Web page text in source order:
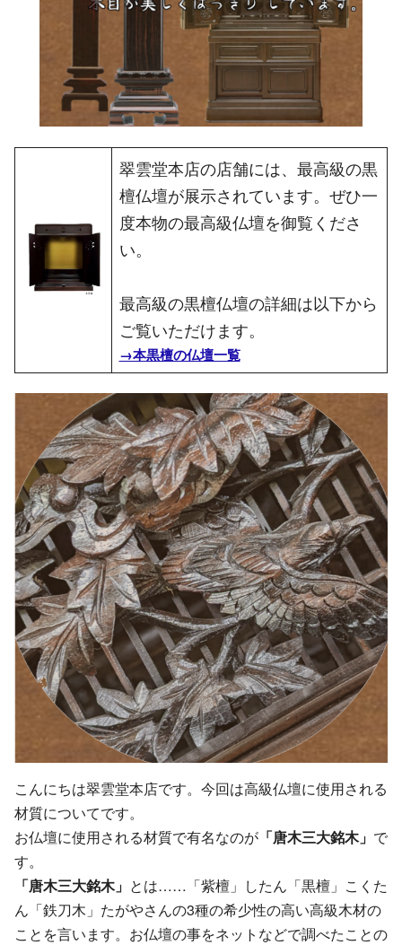
翠雲堂本店の店舗には、最高級の黒
檀仏壇が展示されています。ぜひ一
度本物の最高級仏壇を御覧くださ
い。
最高級の黒檀仏壇の詳細は以下から
ご覧いただけます。
→本黒檀の仏壇一覧
こんにちは翠雲堂本店です。今回は高級仏壇に使用される
材質についてです。
お仏壇に使用される材質で有名なのが 「唐木三大銘木」 で
す。
「唐木三大銘木」 とは……「紫檀」したん「黒檀」こくた
ん「鉄刀木」たがやさんの3種の希少性の高い高級木材の
ことを言います。お仏壇の事をネットなどで調べたことの